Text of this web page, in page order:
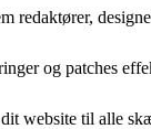
redaktører,
og patches
website til alle